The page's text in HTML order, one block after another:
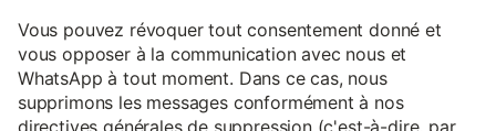
Vous pouvez révoquer tout consentement donné et
vous opposer à la communication avec nous et
WhatsApp à tout moment. Dans ce cas, nous
supprimons les messages conformément à nos
directives générales de suppression (c'est-à-dire, par